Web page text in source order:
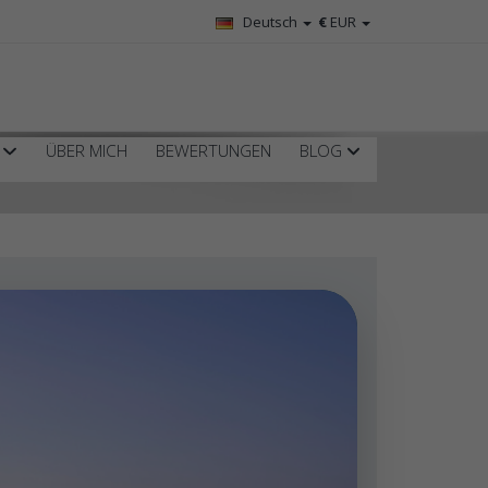
€ EUR
Deutsch
ÜBER MICH BEWERTUNGEN BLOG